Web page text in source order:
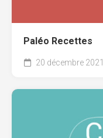
Paléo Recettes
20 décembre 2021